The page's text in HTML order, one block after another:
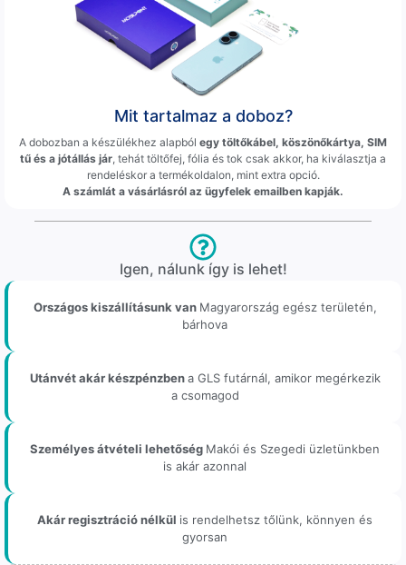
Mit tartalmaz a doboz?
A dobozban a készülékhez alapból egy töltőkábel, köszönőkártya, SIM
tű és a jótállás jár, tehát töltőfej, fólia és tok csak akkor, ha kiválasztja a
rendeléskor a termékoldalon, mint extra opció.
A számlát a vásárlásról az ügyfelek emailben kapják.
Igen, nálunk így is lehet!
Országos kiszállításunk van Magyarország egész területén,
bárhova
Utánvét akár készpénzbena GLS futárnál, amikor megérkezik
a csomagod
Személyes átvételi lehetőség Makói és Szegedi üzletünkben
is akár azonnal
Akár regisztráció nélkül is rendelhetsz tőlünk, könnyen és
gyorsan